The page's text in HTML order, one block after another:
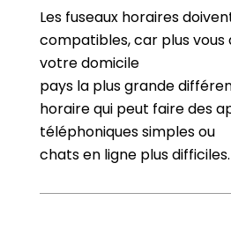
Les fuseaux horaires
compatibles, car plus vous
votre domicile
pays la plus grande
horaire qui peut faire des
téléphoniques simples ou
chats en ligne plus difficiles.